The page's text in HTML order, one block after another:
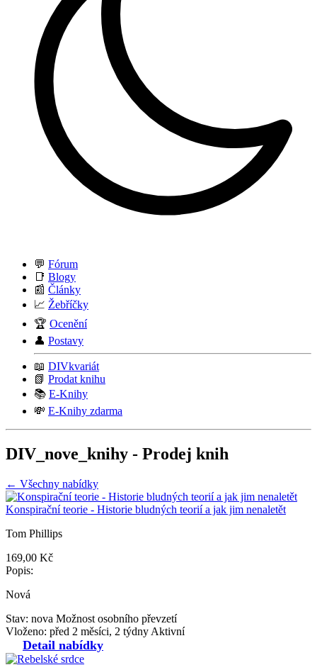
💬 Fórum
📑 Blogy
📰 Články
📈 Žebříčky
🏆 Ocenění
👤 Postavy
📖 DIVkvariát
📗 Prodat knihu
📚 E-Knihy
💸 E-Knihy zdarma
DIV_nove_knihy - Prodej knih
← Všechny nabídky
Konspirační teorie - Historie bludných teorií a jak jim nenaletět
Tom Phillips
169,00 Kč
Popis:
Nová
Stav: nova Možnost osobního převzetí
Vloženo: před 2 měsíci, 2 týdny Aktivní
Detail nabídky